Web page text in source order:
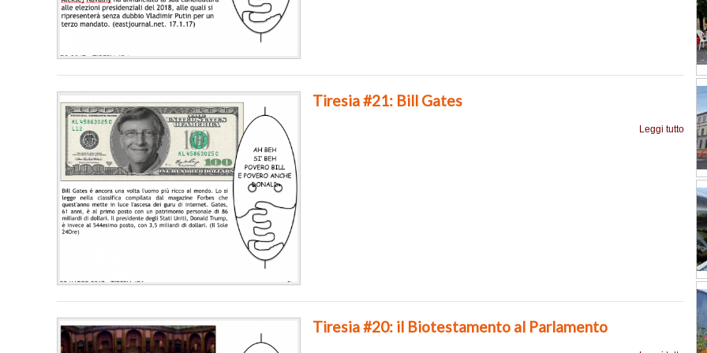
Tiresia #21: Bill Gates
Leggi tutto
Tiresia #20: il Biotestamento al Parlamento